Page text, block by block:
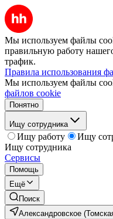
Мы используем файлы
правильную работу
трафик.
Правила использования
Мы используем файлы
файлов cookie
Понятно
Ищу сотрудника
Ищу работу
Ищу
Ищу сотрудника
Сервисы
Помощь
Ещё
Поиск
Александровское